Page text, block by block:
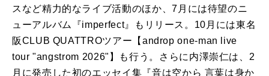
スなど精力的なライブ活動のほか、7月には待望のニ
ューアルバム『imperfect』もリリース。 10月には東名
阪CLUB QUATTROツアー【 androp one-man live
tour "angstrom 2026"】も行う。さらに内澤崇仁は、2
月に発売した初のエッセイ集『音は空から 言葉は身か